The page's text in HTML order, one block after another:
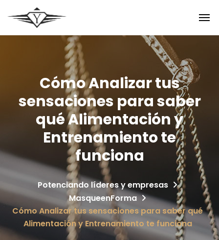
Cómo Analizar tus
sensaciones para saber
qué Alimentación y
Entrenamiento te
funciona
Potenciando líderes y empresas
MasqueenForma
Cómo Analizar tus sensaciones para saber qué
Alimentación y Entrenamiento te funciona